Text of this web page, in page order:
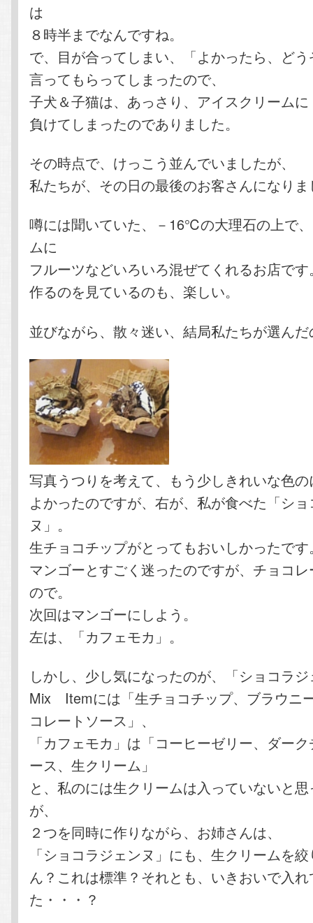
は
８時半までなんですね。
で、目が合ってしまい、「よかったら、ど
言ってもらってしまったので、
子犬＆子猫は、あっさり、アイスクリームに
負けてしまったのでありました。
その時点で、けっこう並んでいましたが、
私たちが、その日の最後のお客さんになり
噂には聞いていた、－16℃の大理石の上で
ムに
フルーツなどいろいろ混ぜてくれるお店です
作るのを見ているのも、楽しい。
並びながら、散々迷い、結局私たちが選ん
写真うつりを考えて、もう少しきれいな色
よかったのですが、右が、私が食べた「シ
ヌ」。
生チョコチップがとってもおいしかったです
マンゴーとすごく迷ったのですが、チョコ
ので。
次回はマンゴーにしよう。
左は、「カフェモカ」。
しかし、少し気になったのが、「ショコラ
Mix Itemには「生チョコチップ、ブラウニ
コレートソース」、
「カフェモカ」は「コーヒーゼリー、ダー
ース、生クリーム」
と、私のには生クリームは入っていないと
が、
２つを同時に作りながら、お姉さんは、
「ショコラジェンヌ」にも、生クリームを
ん？これは標準？それとも、いきおいで入
た・・・？